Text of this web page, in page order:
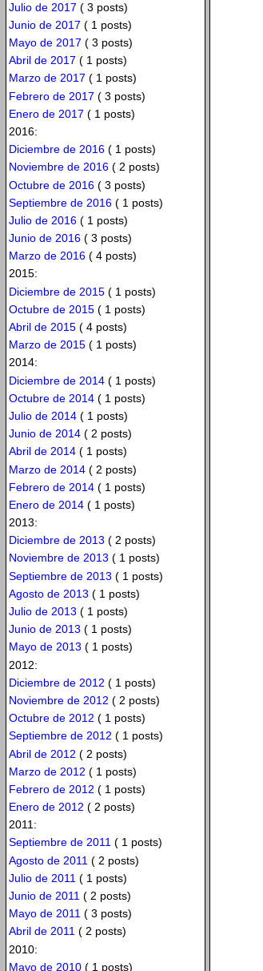
Julio de 2017 ( 3 posts)
Junio de 2017 ( 1 posts)
Mayo de 2017 ( 3 posts)
Abril de 2017 ( 1 posts)
Marzo de 2017 ( 1 posts)
Febrero de 2017 ( 3 posts)
Enero de 2017 ( 1 posts)
2016:
Diciembre de 2016( 1 posts)
Noviembre de 2016( 2 posts)
Octubre de 2016( 3 posts)
Septiembre de 2016( 1 posts)
Julio de 2016( 1 posts)
Junio de 2016( 3 posts)
Marzo de 2016( 4 posts)
2015:
Diciembre de 2015( 1 posts)
Octubre de 2015( 1 posts)
Abril de 2015( 4 posts)
Marzo de 2015( 1 posts)
2014:
Diciembre de 2014( 1 posts)
Octubre de 2014( 1 posts)
Julio de 2014( 1 posts)
Junio de 2014( 2 posts)
Abril de 2014( 1 posts)
Marzo de 2014( 2 posts)
Febrero de 2014( 1 posts)
Enero de 2014( 1 posts)
2013:
Diciembre de 2013 ( 2 posts)
Noviembre de 2013 ( 1 posts)
Septiembre de 2013 ( 1 posts)
Agosto de 2013 ( 1 posts)
Julio de 2013 ( 1 posts)
Junio de 2013 ( 1 posts)
Mayo de 2013 ( 1 posts)
2012:
Diciembre de 2012 ( 1 posts)
Noviembre de 2012 ( 2 posts)
Octubre de 2012 ( 1 posts)
Septiembre de 2012 ( 1 posts)
Abril de 2012 ( 2 posts)
Marzo de 2012 ( 1 posts)
Febrero de 2012 ( 1 posts)
Enero de 2012 ( 2 posts)
2011:
Septiembre de 2011( 1 posts)
Agosto de 2011 ( 2 posts)
Julio de 2011 ( 1 posts)
Junio de 2011 ( 2 posts)
Mayo de 2011 ( 3 posts)
Abril de 2011( 2 posts)
2010:
Mayo de 2010( 1 posts)